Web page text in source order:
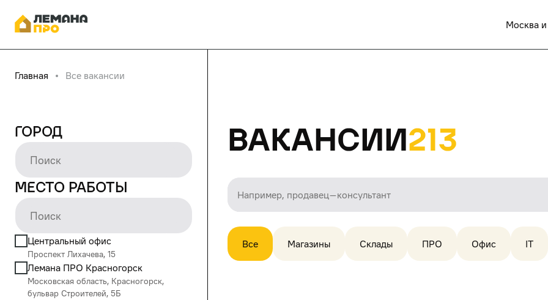
Москва
Главная Все вакансии
Город
Место работы
Центральный офис
Проспект Лихачева, 15
Лемана ПРО Красногорск
Московская область, Красногорск,
бульвар Строителей, 5Б
Вакансии213
Все Магазины Склады ПРО Офис IT